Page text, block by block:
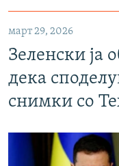
март 29, 2026
Зеленски ја
дека
снимки со